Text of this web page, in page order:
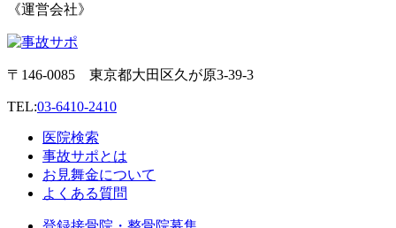
《運営会社》
〒146-0085 東京都大田区久が原3-39-3
TEL:03-6410-2410
医院検索
事故サポとは
お見舞金について
よくある質問